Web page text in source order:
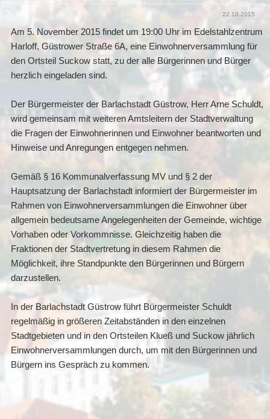
22.10.2015
Am 5. November 2015 findet um 19:00 Uhr im Edelstahlzentrum
Harloff, Güstrower Straße 6A, eine Einwohnerversammlung für
den Ortsteil Suckow statt, zu der alle Bürgerinnen und Bürger
herzlich eingeladen sind.
Der Bürgermeister der Barlachstadt Güstrow, Herr Arne Schuldt,
wird gemeinsam mit weiteren Amtsleitern der Stadtverwaltung
die Fragen der Einwohnerinnen und Einwohner beantworten und
Hinweise und Anregungen entgegen nehmen.
Gemäß § 16 Kommunalverfassung MV und § 2 der
Hauptsatzung der Barlachstadt informiert der Bürgermeister im
Rahmen von Einwohnerversammlungen die Einwohner über
allgemein bedeutsame Angelegenheiten der Gemeinde, wichtige
Vorhaben oder Vorkommnisse. Gleichzeitig haben die
Fraktionen der Stadtvertretung in diesem Rahmen die
Möglichkeit, ihre Standpunkte den Bürgerinnen und Bürgern
darzustellen.
In der Barlachstadt Güstrow führt Bürgermeister Schuldt
regelmäßig in größeren Zeitabständen in den einzelnen
Stadtgebieten und in den Ortsteilen Klueß und Suckow jährlich
Einwohnerversammlungen durch, um mit den Bürgerinnen und
Bürgern ins Gespräch zu kommen.